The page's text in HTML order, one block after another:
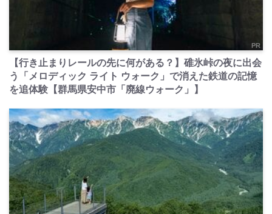
PR
【行き止まりレールの先に何がある？】碓氷峠の夜に出会
う「メロディック ライト ウォーク」で消えた鉄道の記憶
を追体験【群馬県安中市「廃線ウォーク」】